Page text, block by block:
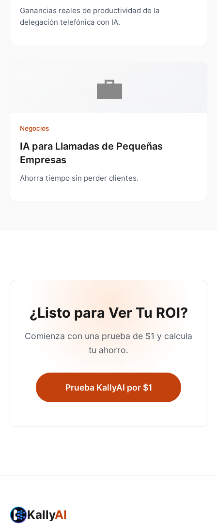
Ganancias reales de productividad de la
delegación telefónica con IA.
💼
Negocios
IA para Llamadas de Pequeñas
Empresas
Ahorra tiempo sin perder clientes.
¿Listo para Ver Tu ROI?
Comienza con una prueba de $1 y calcula
tu ahorro.
Prueba KallyAI por $1
KallyAI